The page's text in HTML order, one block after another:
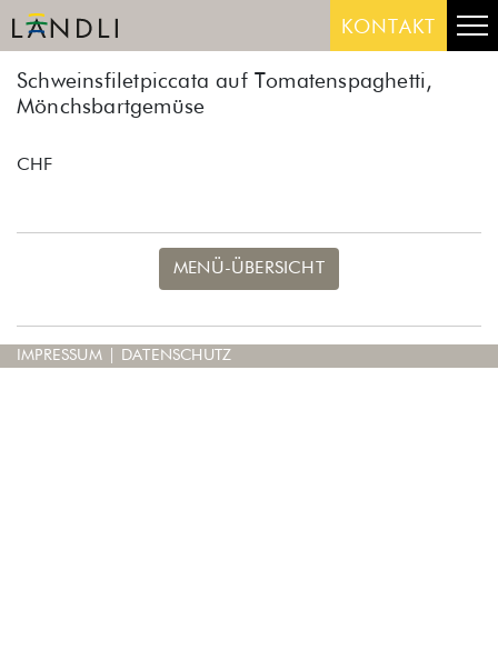
Skip
to
KONTAKT
Schweinsfiletpiccata auf Tomatenspaghetti,
Mönchsbartgemüse
CHF
MENÜ-ÜBERSICHT
IMPRESSUM DATENSCHUTZ